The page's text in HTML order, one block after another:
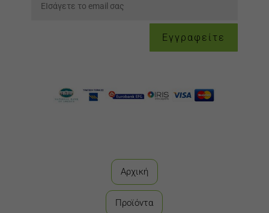
Εγγραφείτε
Αρχική
Προϊόντα